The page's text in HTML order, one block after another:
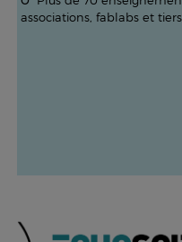
associations, fablabs et